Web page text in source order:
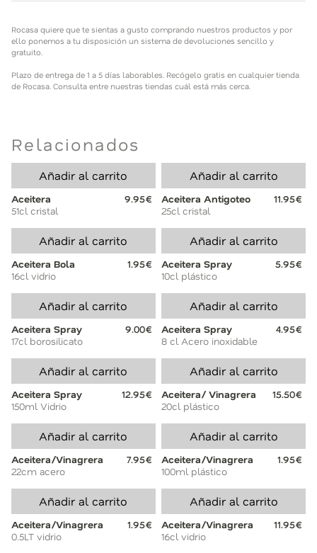
productos y por ello ponemos a tu disposición un sistema de
devoluciones sencillo y gratuito.
cualquier tienda de Rocasa. Consulta entre nuestras tiendas
Rocasa quiere que te sientas a gusto comprando nuestros productos y por
ello ponemos a tu disposición un sistema de devoluciones sencillo y
gratuito.
Plazo de entrega de 1 a 5 días laborables. Recógelo gratis en cualquier tienda
de Rocasa. Consulta entre nuestras tiendas cuál está más cerca.
Relacionados
Añadir al carrito
Aceitera
9.95€
51cl cristal
Añadir al carrito
Aceitera Antigoteo
11.95€
25cl cristal
Añadir al carrito
Aceitera Bola
1.95€
16cl vidrio
Añadir al carrito
Aceitera Spray
5.95€
10cl plástico
Añadir al carrito
Aceitera Spray
9.00€
17cl borosilicato
Añadir al carrito
Aceitera Spray
4.95€
8 cl Acero inoxidable
Añadir al carrito
Aceitera Spray
12.95€
150ml Vidrio
Añadir al carrito
Aceitera/ Vinagrera
15.50€
20cl plástico
Añadir al carrito
Aceitera/Vinagrera
7.95€
22cm acero
Añadir al carrito
Aceitera/Vinagrera
1.95€
100ml plástico
Añadir al carrito
Aceitera/Vinagrera
1.95€
0.5LT vidrio
Añadir al carrito
Aceitera/Vinagrera
11.95€
16cl vidrio